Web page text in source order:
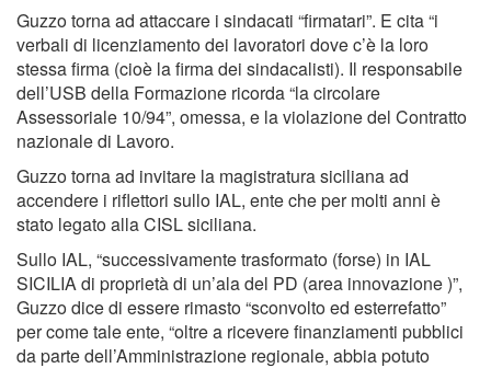
Guzzo torna ad attaccare i sindacati “firmatari”. E cita “i
verbali di licenziamento dei lavoratori dove c’è la loro
stessa firma (cioè la firma dei sindacalisti). Il responsabile
dell’USB della Formazione ricorda “la circolare
Assessoriale 10/94”, omessa, e la violazione del Contratto
nazionale di Lavoro.
Guzzo torna ad invitare la magistratura siciliana ad
accendere i riflettori sullo IAL, ente che per molti anni è
stato legato alla CISL siciliana.
Sullo IAL, “successivamente trasformato (forse) in IAL
SICILIA di proprietà di un’ala del PD (area innovazione )”,
Guzzo dice di essere rimasto “sconvolto ed esterrefatto”
per come tale ente, “oltre a ricevere finanziamenti pubblici
da parte dell’Amministrazione regionale, abbia potuto